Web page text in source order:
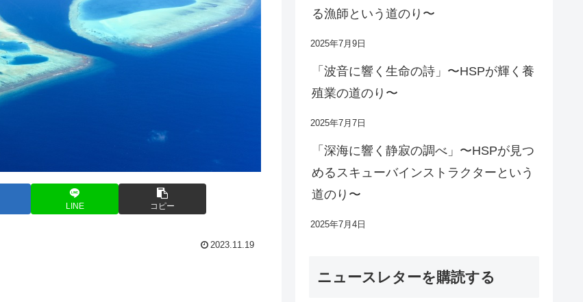
LINE コピー
2023.11.19
る漁師という道のり〜
2025年7月9日
「波音に響く生命の詩」〜HSPが輝く養
殖業の道のり〜
2025年7月7日
「深海に響く静寂の調べ」〜HSPが見つ
めるスキューバインストラクターという
道のり〜
2025年7月4日
ニュースレターを購読する